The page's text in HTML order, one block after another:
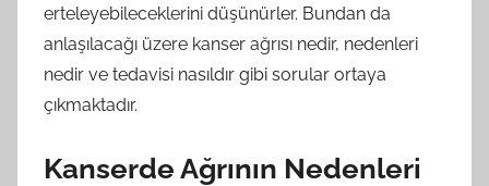
erteleyebileceklerini düşünürler. Bundan da
anlaşılacağı üzere kanser ağrısı nedir, nedenleri
nedir ve tedavisi nasıldır gibi sorular ortaya
çıkmaktadır.
Kanserde Ağrının Nedenleri